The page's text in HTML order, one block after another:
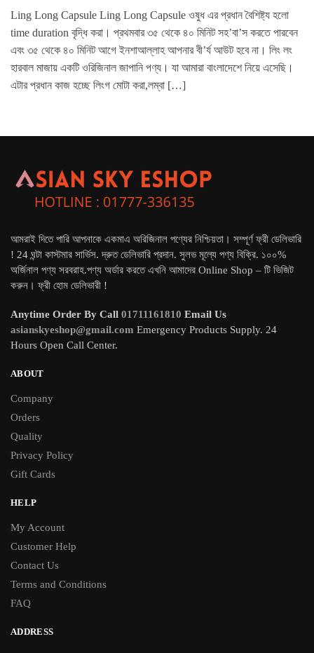
Ling Long Capsule Ling Long Capsule ওষুধ এর প্রধান বৈশিষ্ট্য হলো
time duration বৃদ্ধি করা। প্রথমবার ৩৫ থেকে ৪০ মিনিট সহ’বা’স করতে পারবেন
এবং ৩৫ থেকে ৪০ মিনিট আগে ইনশাআল্লাহ আপনার বী’র্য আউট হবে না। লিং লং
হারবাল মাজায় একটি ওরিজিনাল জাপানি পণ্য। যা আমারা বাংলাদেশে নিয়ে এসেছি।
এটার প্রধান কাজ হচ্ছে লিংগ মোটা করা,লম্বা […]
আমরাই দিতে পারি আপনাকে একমাএ অরিজিনাল পণ্যের নিশ্চিয়তা। সম্পূর্ণ ফ্রী ডেলিভারি
! 24 ঘন্টা কাস্টমার সার্ভিস. দ্রুত ডেলিভারি প্রদান. সুলভ মূল্যে পণ্য বিক্রি. ১০০%
অর্জিনাল পণ্য সরবরাহ.পণ্য অর্ডার করতে এখনি আমাদের Online Shop – টি ভিজিট
করুন। ফ্রী হোম ডেলিভারী !
Anytime Order By Call 01711161810 Email Us
asianskyeshop@gmail.com Emergency Products Supply. 24
Hours Open Call Center.
ABOUT
Company
Orders
Quality
Privacy Policy
Gift Cards
HELP
My Account
Customer Help
Contact Us
Terms and Conditions
FAQ
ADDRESS